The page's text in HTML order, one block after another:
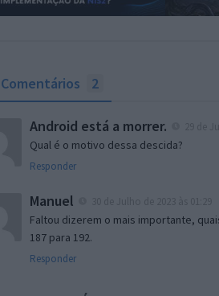
Comentários 2
Android está a morrer.
Qual é o motivo dessa descida?
Responder
Manuel
Faltou dizerem o mais importante,
187 para 192.
Responder